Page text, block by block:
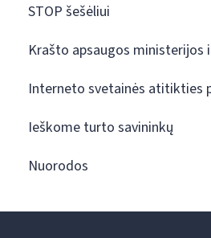
STOP šešėliui
Krašto apsaugos ministerijos
Interneto svetainės atitikties
Ieškome turto savininkų
Nuorodos